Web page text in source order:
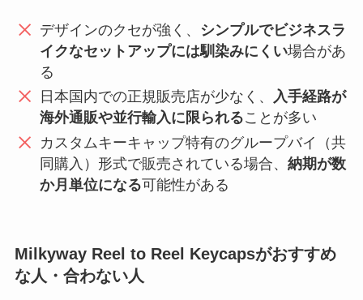
デザインのクセが強く、 シンプルでビジネスラ
イクなセットアップには馴染みにくい場合があ
る
日本国内での正規販売店が少なく、 入手経路が
海外通販や並行輸入に限られることが多い
カスタムキーキャップ特有のグループバイ（共
同購入）形式で販売されている場合、納期が数
か月単位になる可能性がある
Milkyway Reel to Reel Keycapsがおすすめ
な人・合わない人